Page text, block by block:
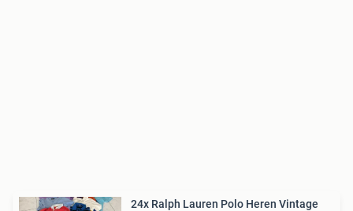
24x Ralph Lauren Polo Heren Vintage